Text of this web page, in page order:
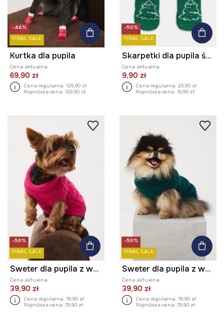
-46%
FINAL SALE
Kurtka dla pupila
Cena aktualna:
69,90 zł
Cena regularna: 129,90 zł
Najniższa cena: 129,90 zł
-50%
FINAL SALE
Skarpetki dla pupila świąteczne
Cena aktualna:
9,90 zł
Cena regularna: 29,90 zł
Najniższa cena: 19,90 zł
-50%
FINAL SALE
Sweter dla pupila z warkoczowym splotem
Cena aktualna:
39,90 zł
Cena regularna: 79,90 zł
Najniższa cena: 79,90 zł
-50%
FINAL SALE
Sweter dla pupila z warkoczowym splotem
Cena aktualna:
39,90 zł
Cena regularna: 79,90 zł
Najniższa cena: 79,90 zł